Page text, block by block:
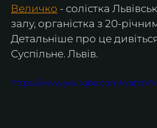
Величко - солістка
залу, органістка з 20-
Детальніше про це
Суспільне. Львів.
https://www.youtube.com/